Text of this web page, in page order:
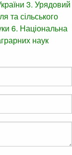
3. Урядовий
та сільського
6. Національна
наук